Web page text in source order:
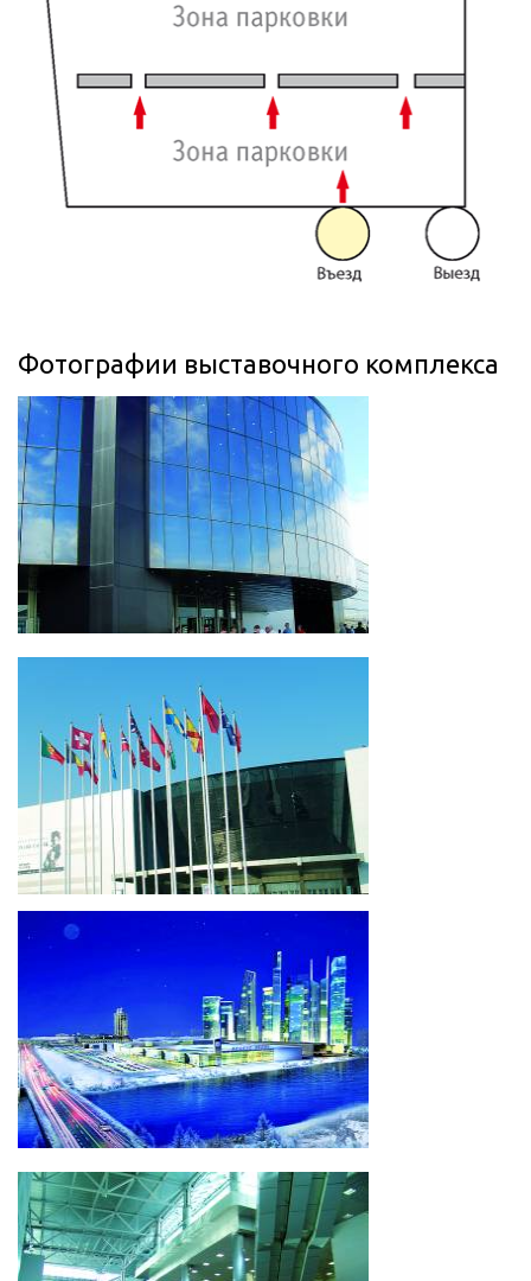
Фотографии выставочного комплекса